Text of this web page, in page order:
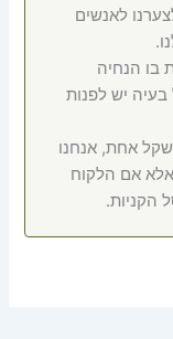
לאנשים
בו הנחיה
יש לפנות
אחת, אנחנו
אם הלקוח
הקניות.